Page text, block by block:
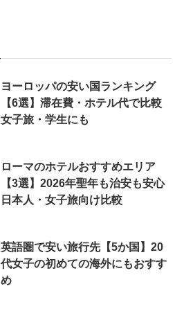
ヨーロッパの安い国ランキング
【6選】滞在費・ホテル代で比較
女子旅・学生にも
ローマのホテルおすすめエリア
【3選】2026年聖年も治安も安心
日本人・女子旅向け比較
英語圏で安い旅行先【5か国】20
代女子の初めての海外にもおすす
め